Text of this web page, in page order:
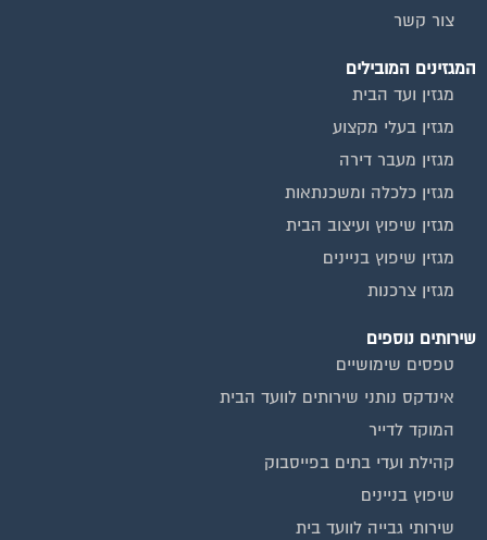
צור קשר
המגזינים המובילים
מגזין ועד הבית
מגזין בעלי מקצוע
מגזין מעבר דירה
מגזין כלכלה ומשכנתאות
מגזין שיפוץ ועיצוב הבית
מגזין שיפוץ בניינים
מגזין צרכנות
שירותים נוספים
טפסים שימושיים
אינדקס נותני שירותים לוועד הבית
המוקד לדייר
קהילת ועדי בתים בפייסבוק
שיפוץ בניינים
שירותי גבייה לוועד בית